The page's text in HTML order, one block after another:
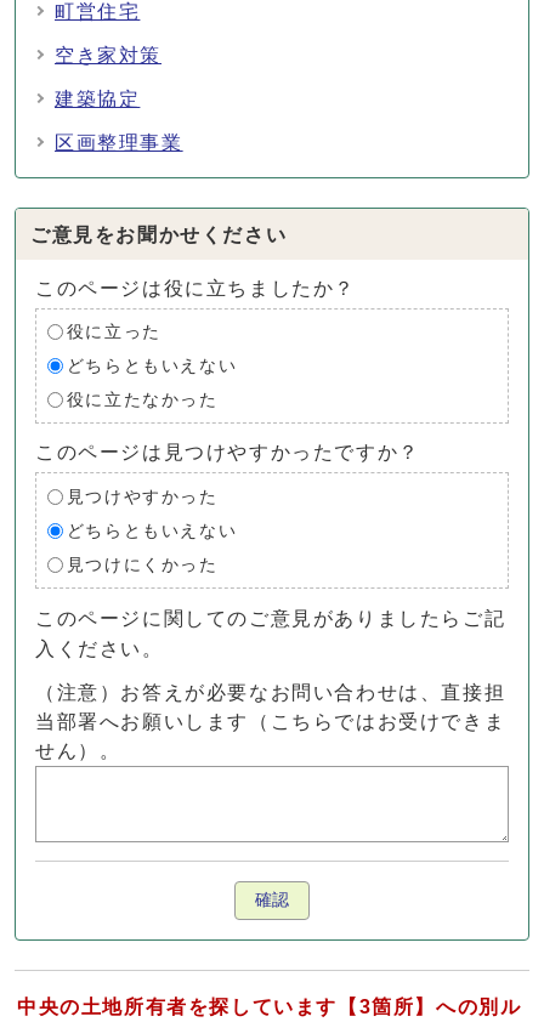
町営住宅
空き家対策
建築協定
区画整理事業
ご意見をお聞かせください
このページは役に立ちましたか？
役に立った
どちらともいえない
役に立たなかった
このページは見つけやすかったですか？
見つけやすかった
どちらともいえない
見つけにくかった
このページに関してのご意見がありましたらご記
入ください。
（注意）お答えが必要なお問い合わせは、直接担
当部署へお願いします（こちらではお受けできま
せん）。
確認
中央の土地所有者を探しています【3箇所】への別ル